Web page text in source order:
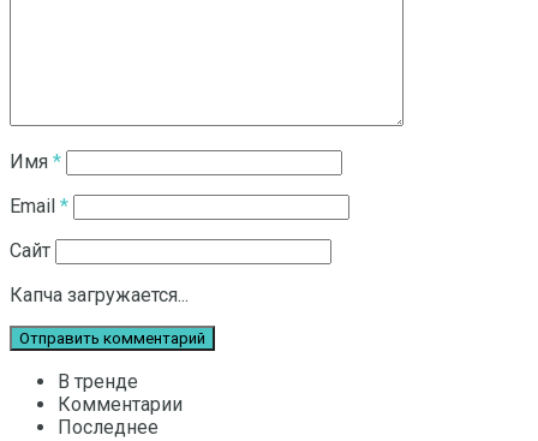
Имя *
Email *
Сайт
Капча загружается...
В тренде
Комментарии
Последнее